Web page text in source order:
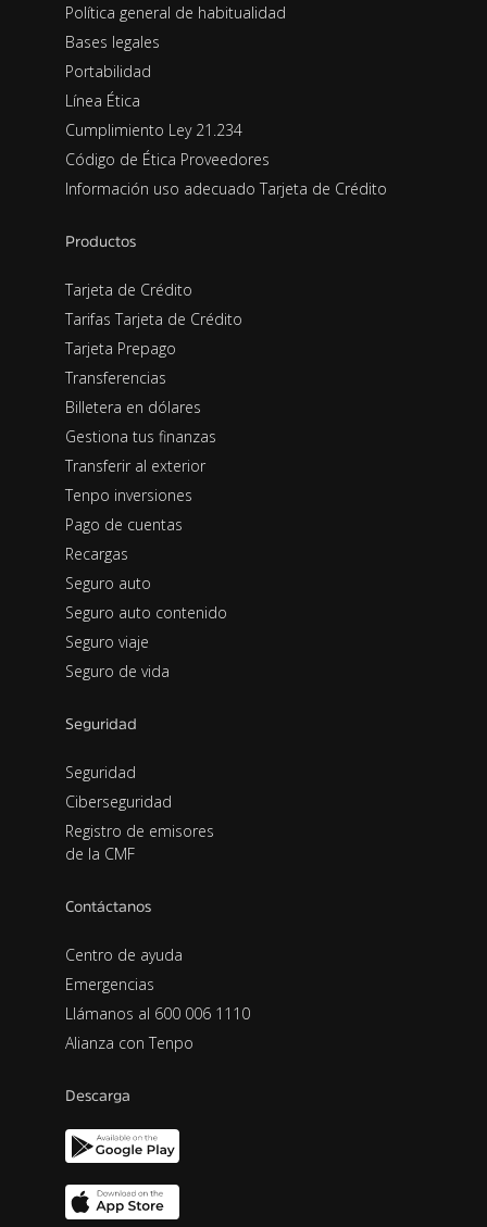
Política general de habitualidad
Bases legales
Portabilidad
Línea Ética
Cumplimiento Ley 21.234
Código de Ética Proveedores
Información uso adecuado Tarjeta de Crédito
Productos
Tarjeta de Crédito
Tarifas Tarjeta de Crédito
Tarjeta Prepago
Transferencias
Billetera en dólares
Gestiona tus finanzas
Transferir al exterior
Tenpo inversiones
Pago de cuentas
Recargas
Seguro auto
Seguro auto contenido
Seguro viaje
Seguro de vida
Seguridad
Seguridad
Ciberseguridad
Registro de emisores
de la CMF
Contáctanos
Centro de ayuda
Emergencias
Llámanos al 600 006 1110
Alianza con Tenpo
Descarga